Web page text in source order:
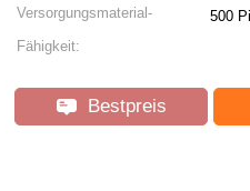
Versorgungsmaterial-
Fähigkeit:
500
Bestpreis